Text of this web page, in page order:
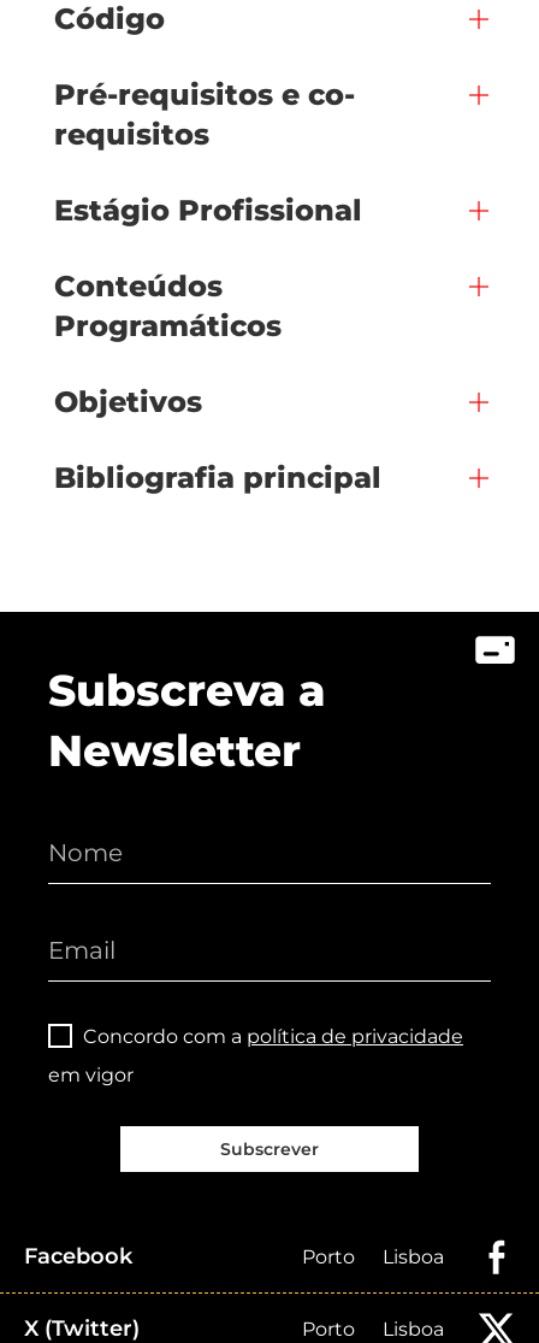
Código
Pré-requisitos e co-
requisitos
Estágio Profissional
Conteúdos
Programáticos
Objetivos
Bibliografia principal
Subscreva a
Newsletter
Concordo com a política de privacidade
em vigor
Subscrever
Facebook Porto Lisboa
X (Twitter) Porto Lisboa